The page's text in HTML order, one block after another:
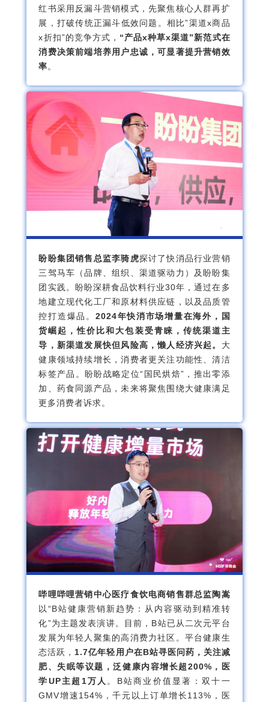
红书采用反漏斗营销模式，先聚焦核心人群再扩
展，打破传统正漏斗低效问题。相比”渠道x商品
x折扣”的竞争方式， “产品x种草x渠道”新范式在
消费决策前端培养用户忠诚，可显著提升营销效
率。
盼盼集团销售总监李骑虎探讨了快消品行业营销
三驾马车（品牌、组织、渠道驱动力）及盼盼集
团实践。盼盼深耕食品饮料行业30年，通过在多
地建立现代化工厂和原材料供应链，以及品质管
控打造爆品。 2024年快消市场增量在海外，国
货崛起，性价比和大包装受青睐，传统渠道主
导，新渠道发展快但风险高，懒人经济兴起。 大
健康领域持续增长，消费者更关注功能性、清洁
标签产品。盼盼战略定位“国民烘焙”，推出零添
加、药食同源产品，未来将聚焦围绕大健康满足
更多消费者诉求。
哔哩哔哩营销中心医疗食饮电商销售群总监陶嵩
以“B站健康营销新趋势：从内容驱动到精准转
化”为主题发表演讲。目前，B站已从二次元平台
发展为年轻人聚集的高消费力社区。平台健康生
态活跃， 1.7亿年轻用户在B站寻医问药，关注减
肥、失眠等议题，泛健康内容增长超200%，医
学UP主超1万人 。B站商业价值显著：双十一
GMV增速154%，千元以上订单增长113%，医